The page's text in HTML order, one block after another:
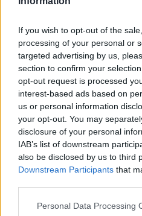
If you wish to opt-out of the
processing of your personal or
targeted advertising by us,
section to confirm your
opt-out request is processed
interest-based ads based on
us or personal information
your opt-out. You may
disclosure of your personal
IAB’s list of downstream
also be disclosed by us to third
Downstream Participants that
Personal Data Processing
Ti potrebbe interessare
Articoli dal Blog “Disincantato” di
​Un esempio di civismo
​Linee guida per organizzare il
​Il ripristino della natura
Cittadini
Il nesso tra cambiamenti
Tutti morimmo a stento (3)
Tutti morimmo a stento (2)
​Tutti morimmo a stento (1)
IL CORRIDOIO BLU il
Il corridoio blu
​Il cronoprogramma ottimale